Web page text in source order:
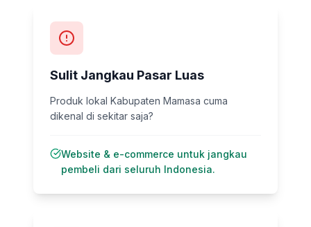
Sulit Jangkau Pasar Luas
Produk lokal Kabupaten Mamasa cuma
dikenal di sekitar saja?
Website & e-commerce untuk jangkau
pembeli dari seluruh Indonesia.